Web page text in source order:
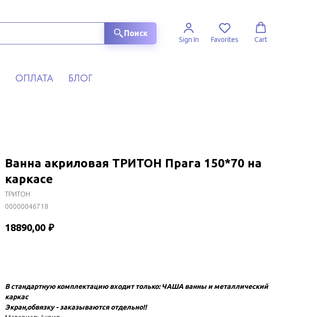
Поиск
Sign In Favorites Cart
ОПЛАТА БЛОГ
Ванна акриловая ТРИТОН Прага 150*70 на
каркасе
ТРИТОН
00000046718
18890,00 ₽
В стандартную комплектацию входит только: ЧАША ванны и металлический
каркас
Экран,обвязку - заказываются отдельно!!